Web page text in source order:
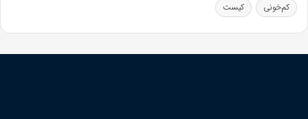
کم‌خونی
کیست